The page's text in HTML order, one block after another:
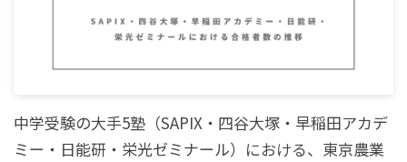
中学受験の大手5塾（SAPIX・四谷大塚・早稲田アカデ
ミー・日能研・栄光ゼミナール）における、東京農業